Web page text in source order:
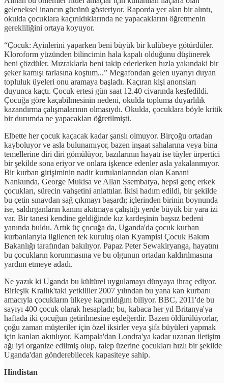
geleneksel inancın gücünü gösteriyor. Raporda yer alan bir alıntı,
okulda çocuklara kaçırıldıklarında ne yapacaklarını öğretmenin
gerekliliğini ortaya koyuyor.
“Çocuk: Ayinlerini yaparken beni büyük bir kulübeye götürdüler.
Kloroform yüzünden bilincimin hala kapalı olduğunu düşünerek
beni çözdüler. Mızraklarla beni takip ederlerken hızla yakındaki bir
şeker kamışı tarlasına koştum...” Megafondan gelen uyarıyı duyan
topluluk üyeleri onu aramaya başladı. Kaçıran kişi anonsları
duyunca kaçtı. Çocuk ertesi gün saat 12.40 civarında keşfedildi.
Çocuğa göre kaçabilmesinin nedeni, okulda topluma duyarlılık
kazandırma çalışmalarının olmasıydı. Okulda, çocuklara böyle kritik
bir durumda ne yapacakları öğretilmişti.
Elbette her çocuk kaçacak kadar şanslı olmuyor. Birçoğu ortadan
kayboluyor ve asla bulunamıyor, bazen inşaat sahalarına veya bina
temellerine diri diri gömülüyor, bazılarının hayatı ise tüyler ürpertici
bir şekilde sona eriyor ve onlara işkence edenler asla yakalanmıyor.
Bir kurban girişiminin nadir kurtulanlarından olan Kanani
Nankunda, George Mukisa ve Allan Ssembatya, hepsi genç erkek
çocukları, sürecin vahşetini anlattılar. İkisi hadım edildi, bir şekilde
bu çetin sınavdan sağ çıkmayı başardı; içlerinden birinin boynunda
ise, saldırganların kanını akıtmaya çalıştığı yerde büyük bir yara izi
var. Bir tanesi kendine geldiğinde kız kardeşinin başsız bedeni
yanında buldu. Artık üç çocuğa da, Uganda'da çocuk kurban
kurbanlarıyla ilgilenen tek kuruluş olan Kyampisi Çocuk Bakım
Bakanlığı tarafından bakılıyor. Papaz Peter Sewakiryanga, hayatını
bu çocukların korunmasına ve bu olgunun ortadan kaldırılmasına
yardım etmeye adadı.
Ne yazık ki Uganda bu kültürel uygulamayı dünyaya ihraç ediyor.
Birleşik Krallık'taki yetkililer 2007 yılından bu yana kan kurbanı
amacıyla çocukların ülkeye kaçırıldığını biliyor. BBC, 2011'de bu
sayıyı 400 çocuk olarak hesapladı; bu, kabaca her yıl Britanya'ya
haftada iki çocuğun getirilmesine eşdeğerdir. Bazen öldürülüyorlar,
çoğu zaman müşteriler için özel iksirler veya şifa büyüleri yapmak
için kanları akıtılıyor. Kampala'dan Londra'ya kadar uzanan iletişim
ağı iyi organize edilmiş olup, talep üzerine çocukları hızlı bir şekilde
Uganda'dan gönderebilecek kapasiteye sahip.
Hindistan